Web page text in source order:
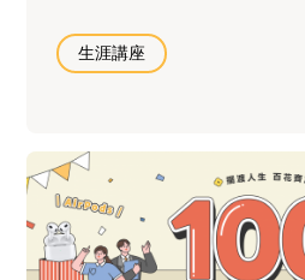
生涯講座